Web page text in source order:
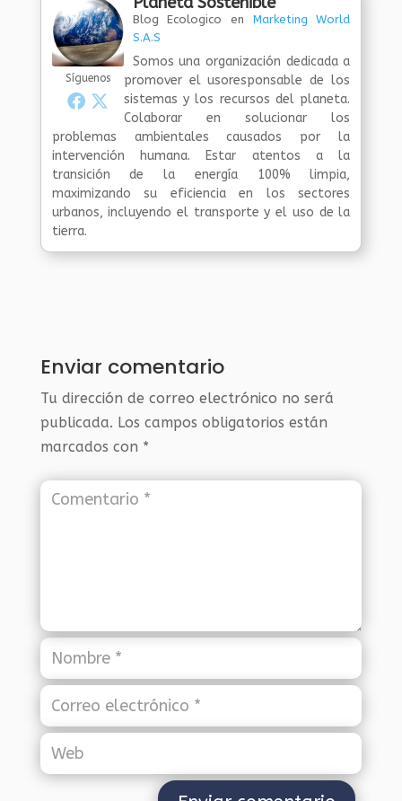
Síguenos
Blog Ecologico en Marketing World
S.A.S
Somos una organización dedicada a
promover el usoresponsable de los
sistemas y los recursos del planeta.
Colaborar en solucionar los
problemas ambientales causados por la
intervención humana. Estar atentos a la
transición de la energía 100% limpia,
maximizando su eficiencia en los sectores
urbanos, incluyendo el transporte y el uso de la
tierra.
Enviar comentario
Tu dirección de correo electrónico no será
publicada. Los campos obligatorios están
marcados con *